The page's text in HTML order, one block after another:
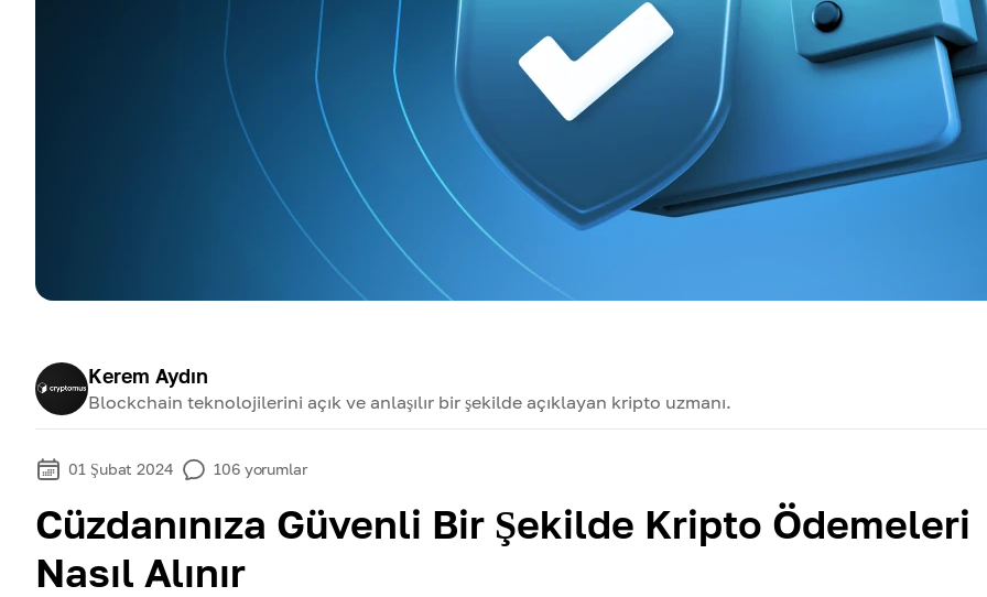
Kerem Aydın
Blockchain teknolojilerini açık ve anlaşılır bir şekilde açıklayan kripto uzmanı.
01 Şubat 2024 106 yorumlar
Cüzdanınıza Güvenli Bir Şekilde Kripto Ödemeleri
Nasıl Alınır